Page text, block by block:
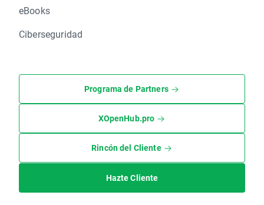
eBooks
Ciberseguridad
Programa de Partners
XOpenHub.pro
Rincón del Cliente
Hazte Cliente